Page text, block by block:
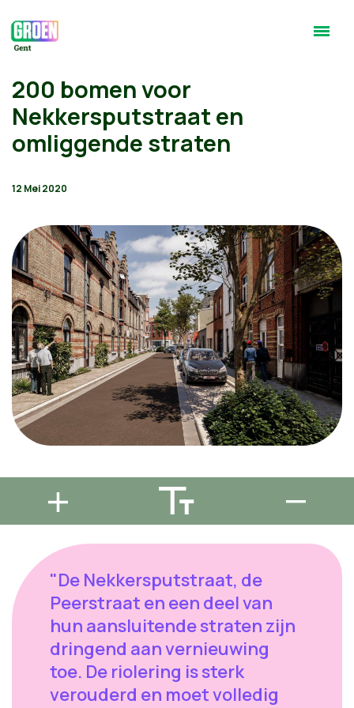
200 bomen voor
Nekkersputstraat en
omliggende straten
12 Mei 2020
"De Nekkersputstraat, de
Peerstraat en een deel van
hun aansluitende straten zijn
dringend aan vernieuwing
toe. De riolering is sterk
verouderd en moet volledig